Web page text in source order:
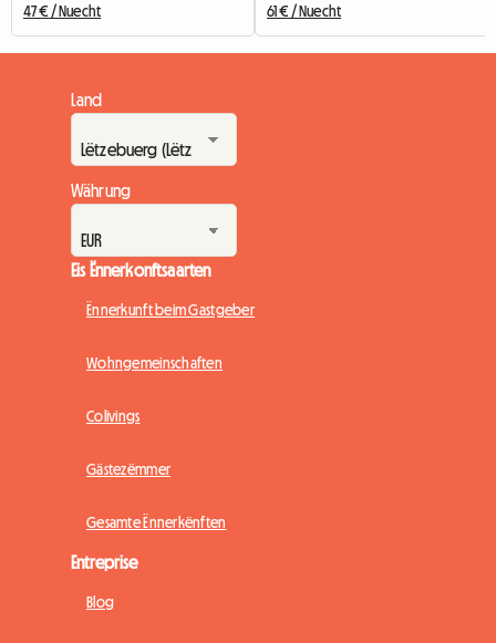
47 € / Nuecht 61 € / Nuecht
Land
Währung
Eis Ënnerkonftsaarten
Ënnerkunft beim Gastgeber
Wohngemeinschaften
Colivings
Gästezëmmer
Gesamte Ënnerkënften
Entreprise
Blog